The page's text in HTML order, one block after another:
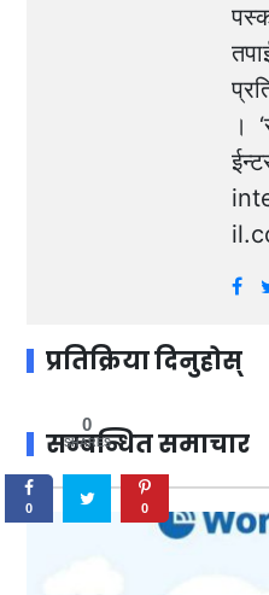
।
प्रतिक्रिया दिनुहोस्
सम्बन्धित समाचार
0
SHARES
0 0